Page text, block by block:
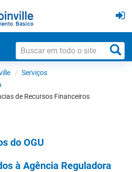
Serviços
de Recursos Financeiros
do OGU
à Agência Reguladora